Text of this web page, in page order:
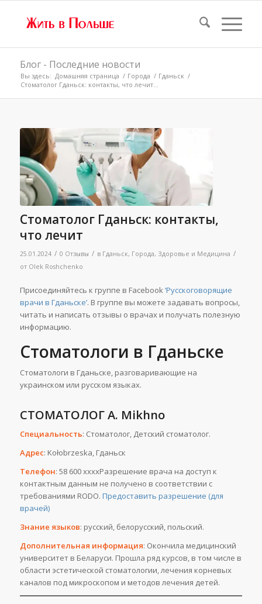
Блог - Последние новости
Вы здесь: Домашняя страница / Города / Гданьск /
Стоматолог Гданьск: контакты, что лечит...
Стоматолог Гданьск: контакты,
что лечит
25.01.2024 / 0 Отзывы / в Гданьск, Города, Здоровье и Медицина /
от Olek Roshchenko
Присоединяйтесь к группе в Facebook‘Русскоговорящие
врачи в Гданьске’. В группе вы можете задавать вопросы,
читать и написать отзывы о врачах и получать полезную
информацию.
Стоматологи в Гданьске
Стоматологи в Гданьске, разговаривающие на
украинском или русском языках.
СТОМАТОЛОГ A. Mikhno
Специальность: Стоматолог, Детский стоматолог.
Адрес: Kołobrzeska, Гданьск
Телефон: 58 600 ххххРазрешение врача на доступ к
контактным данным не получено в соответствии с
требованиями RODO. Предоставить разрешение (для
врачей)
Знание языков: русский, белорусский, польский.
Дополнительная информация: Окончила медицинский
университет в Беларуси. Прошла ряд курсов, в том числе в
области эстетической стоматологии, лечения корневых
каналов под микроскопом и методов лечения детей.